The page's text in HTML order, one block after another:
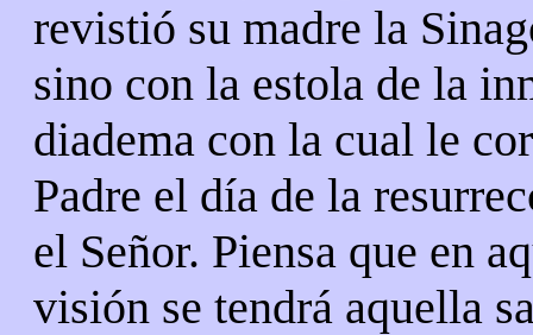
revistió su madre la
sino con la estola de la
diadema con la cual le
Padre el día de la
el Señor. Piensa que en
visión se tendrá aquella